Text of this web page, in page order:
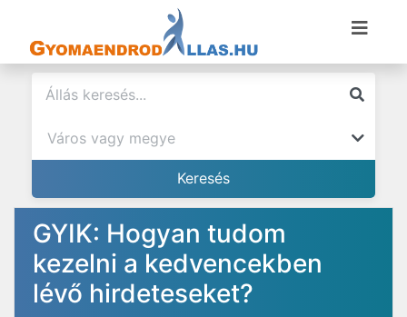
GYIK: Hogyan tudom
kezelni a kedvencekben
lévő hirdeteseket?